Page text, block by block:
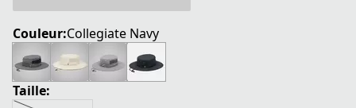
Couleur:Collegiate Navy
Taille: